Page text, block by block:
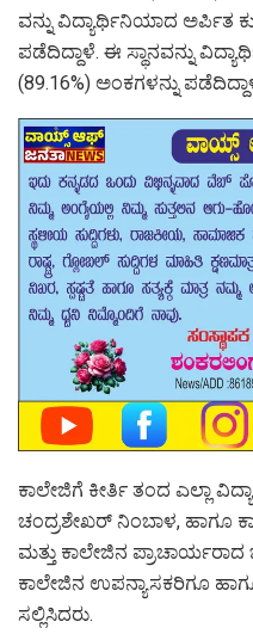
ವನ್ನು ವಿದ್ಯಾರ್ಥಿನಿಯಾದ ಅರ್ಪಿತ
ಪಡೆದಿದ್ದಾಳೆ. ಈ ಸ್ಥಾನವನ್ನು
(89.16%) ಅಂಕಗಳನ್ನು
ಕಾಲೇಜಿಗೆ ಕೀರ್ತಿ ತಂದ ಎಲ್ಲಾ
ಚಂದ್ರಶೇಖರ್ ನಿಂಬಾಳ, ಹಾಗೂ
ಮತ್ತು ಕಾಲೇಜಿನ
ಕಾಲೇಜಿನ ಉಪನ್ಯಾಸಕರಿಗೂ
ಸಲ್ಲಿಸಿದರು.